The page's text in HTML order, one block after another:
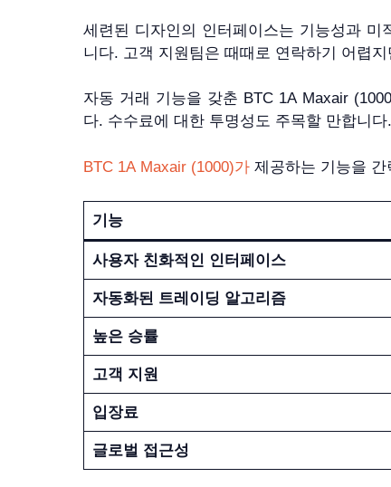
세련된 디자인의 인터페이스는 기능성과
니다. 고객 지원팀은 때때로 연락하기 어렵
자동 거래 기능을 갖춘 BTC 1A Maxair
다. 수수료에 대한 투명성도 주목할 만합니
BTC 1A Maxair (1000)가 제공하는 기능을
기능
사용자 친화적인 인터페이스
자동화된 트레이딩 알고리즘
높은 승률
고객 지원
입장료
글로벌 접근성